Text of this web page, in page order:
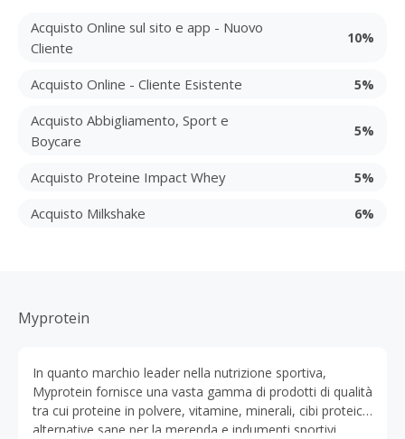
Acquisto Online sul sito e app - Nuovo
Cliente
10%
Acquisto Online - Cliente Esistente 5%
Acquisto Abbigliamento, Sport e
Boycare
5%
Acquisto Proteine Impact Whey 5%
Acquisto Milkshake 6%
Myprotein
In quanto marchio leader nella nutrizione sportiva,
Myprotein fornisce una vasta gamma di prodotti di qualità
tra cui proteine in polvere, vitamine, minerali, cibi proteici,
alternative sane per la merenda e indumenti sportivi.